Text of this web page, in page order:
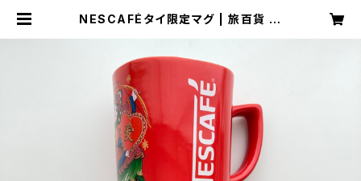
NESCAFÉタイ限定マグ | 旅百貨 寿